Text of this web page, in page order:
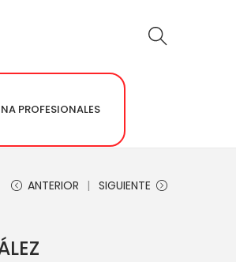
PROFESIONALES
ANTERIOR SIGUIENTE